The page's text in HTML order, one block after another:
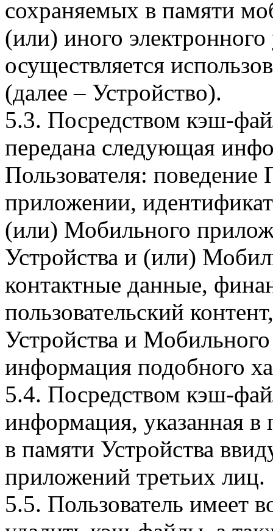
сохраняемых в памяти
(или) иного электронного
осуществляется
(далее – Устройство).
5.3. Посредством кэш-
передана следующая
Пользователя:
приложении,
(или) Мобильного
Устройства и (или)
контактные данные,
пользовательский
Устройства и
информация подобного
5.4. Посредством кэш-
информация, указанная в
в памяти Устройства
приложений третьих лиц.
5.5. Пользователь имеет